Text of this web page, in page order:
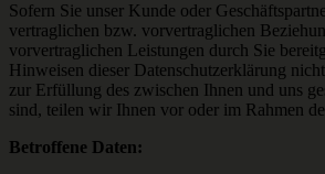
Sofern Sie unser Kunde oder
vertraglichen bzw. vorvertraglichen
vorvertraglichen Leistungen durch Sie
Hinweisen dieser Datenschutzerklärung
zur Erfüllung des zwischen Ihnen und uns
sind, teilen wir Ihnen vor oder im Rahmen
Betroffene Daten: